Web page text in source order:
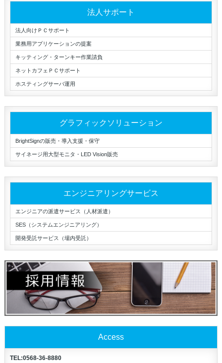
法人サポート
法人向けＰＣサポート
業務用アプリケーションの提案
キッティング・ターンキー作業請負
ネットカフェＰＣサポート
ホスティングサーバ運用
グラフィックソリューション
BrightSignの販売・導入支援・保守
サイネージ用大型モニタ・LED Vision販売
エンジニアリングサービス
エンジニアの派遣サービス（人材派遣）
SES（システムエンジニアリング）
開発受託サービス（場内受託）
Access
TEL:0568-36-8880